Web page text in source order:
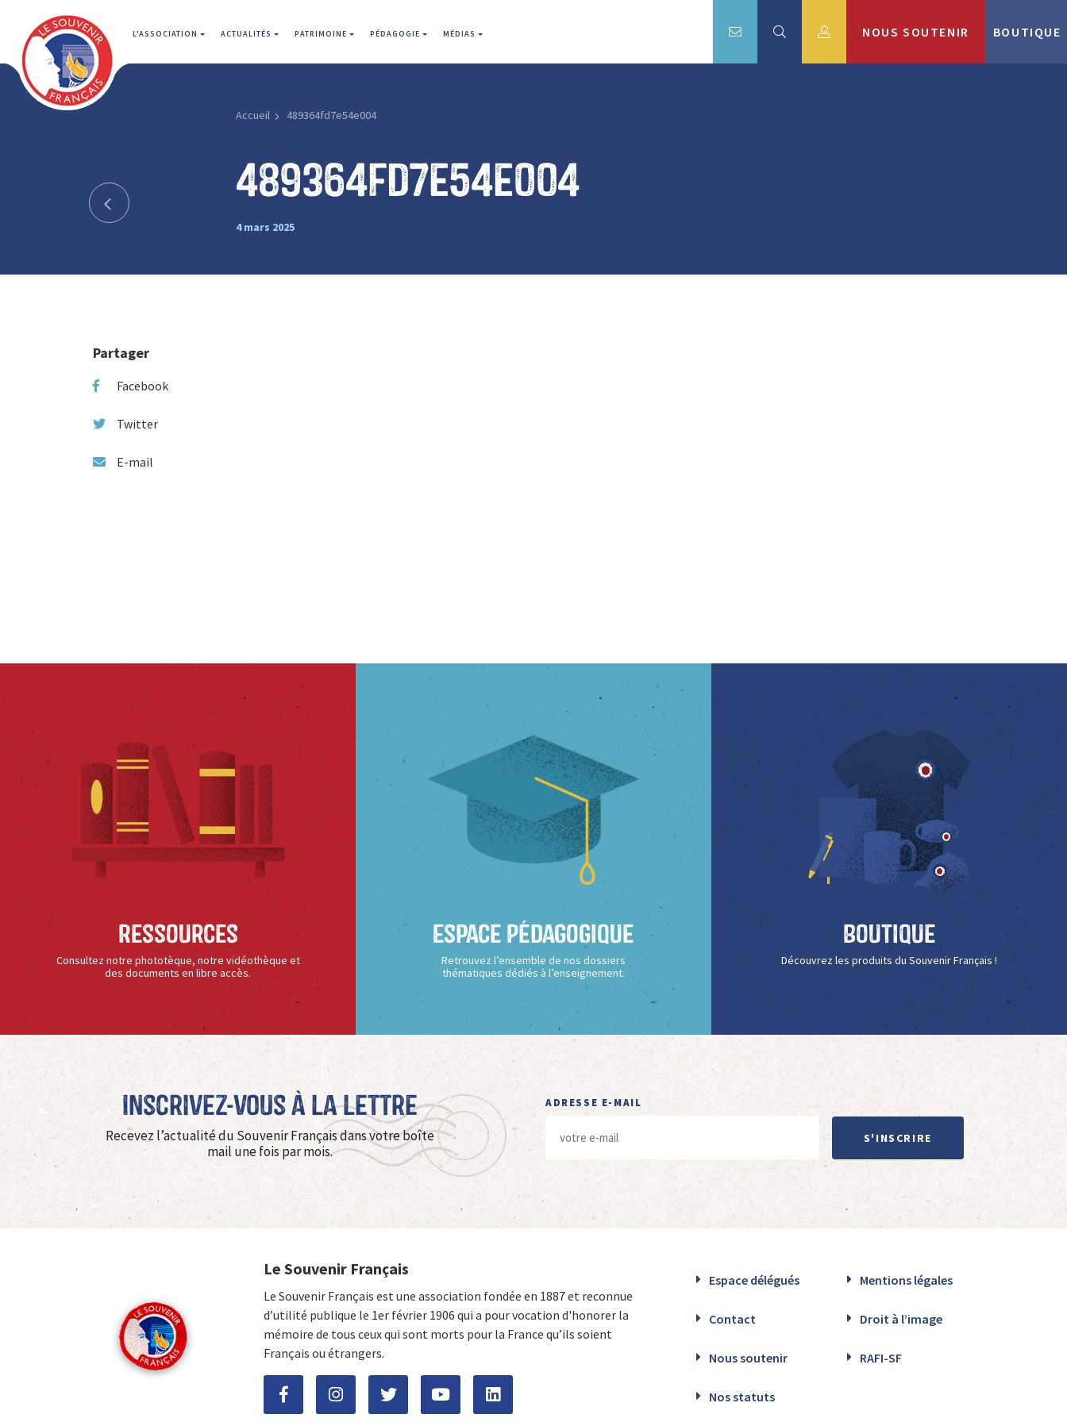
L'ASSOCIATION ACTUALITÉS PATRIMOINE PÉDAGOGIE MÉDIAS NOUS SOUTENIR BOUTIQUE
Accueil 489364fd7e54e004
489364fd7e54e004
4 mars 2025
Partager
Facebook
Twitter
E-mail
Ressources
Consultez notre phototèque, notre vidéothèque et
des documents en libre accès.
Espace Pédagogique
Retrouvez l’ensemble de nos dossiers
thématiques dédiés à l’enseignement.
Boutique
Découvrez les produits du Souvenir Français !
Inscrivez-vous à La Lettre
Recevez l’actualité du Souvenir Français dans votre boîte
mail une fois par mois.
ADRESSE E-MAIL
S'INSCRIRE
Le Souvenir Français
Le Souvenir Français est une association fondée en 1887 et reconnue
d’utilité publique le 1er février 1906 qui a pour vocation d'honorer la
mémoire de tous ceux qui sont morts pour la France qu’ils soient
Français ou étrangers.
Espace délégués Mentions légales
Contact Droit à l’image
Nous soutenir RAFI-SF
Nos statuts